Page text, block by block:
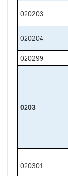
020203
020204
020299
0203
020301